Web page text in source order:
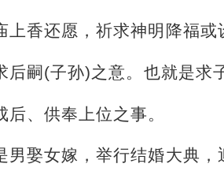
上香还愿，祈求神明降福或
后嗣(子孙)之意。也就是求
、供奉上位之事。
娶女嫁，举行结婚大典，